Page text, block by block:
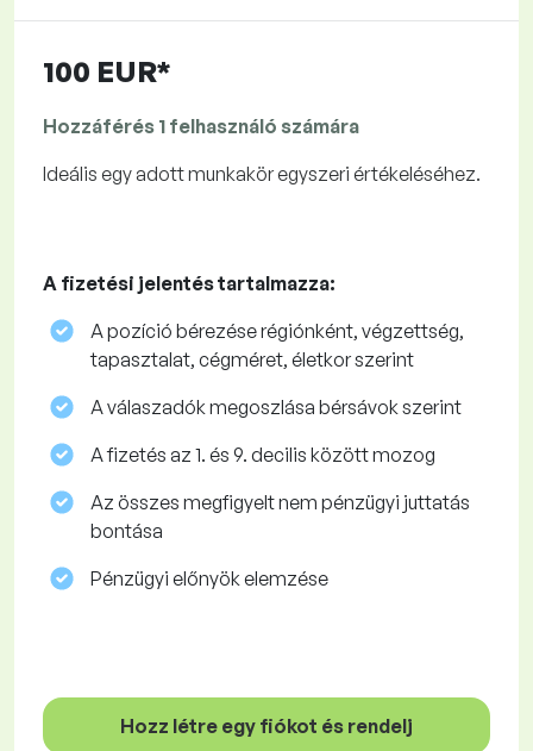
100 EUR*
Hozzáférés 1 felhasználó számára
Ideális egy adott munkakör egyszeri értékeléséhez.
A fizetési jelentés tartalmazza:
A pozíció bérezése régiónként, végzettség,
tapasztalat, cégméret, életkor szerint
A válaszadók megoszlása ​​bérsávok szerint
A fizetés az 1. és 9. decilis között mozog
Az összes megfigyelt nem pénzügyi juttatás
bontása
Pénzügyi előnyök elemzése
Hozz létre egy fiókot és rendelj